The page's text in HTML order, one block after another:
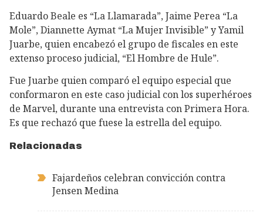
Eduardo Beale es “La Llamarada”, Jaime Perea “La
Mole”, Diannette Aymat “La Mujer Invisible” y Yamil
Juarbe, quien encabezó el grupo de fiscales en este
extenso proceso judicial, “El Hombre de Hule”.
Fue Juarbe quien comparó el equipo especial que
conformaron en este caso judicial con los superhéroes
de Marvel, durante una entrevista con Primera Hora.
Es que rechazó que fuese la estrella del equipo.
Relacionadas
Fajardeños celebran convicción contra
Jensen Medina